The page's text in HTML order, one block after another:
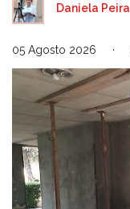
Daniela Peira
05 Agosto 2026